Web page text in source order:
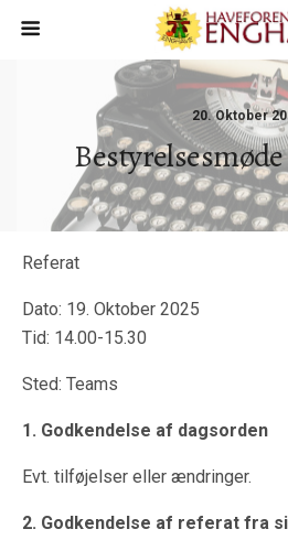
20. Oktober
Referat
Dato: 19. Oktober 2025
Tid: 14.00-15.30
Sted: Teams
1. Godkendelse af dagsorden
Evt. tilføjelser eller ændringer.
2. Godkendelse af referat fra